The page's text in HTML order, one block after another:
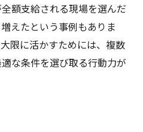
額支給される現場を選んだ
えたという事例もありま
限に活かすためには、複数
な条件を選び取る行動力が